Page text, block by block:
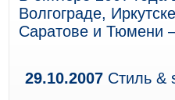
Волгограде,
Саратове и Тюмени
29.10.2007 Стиль &